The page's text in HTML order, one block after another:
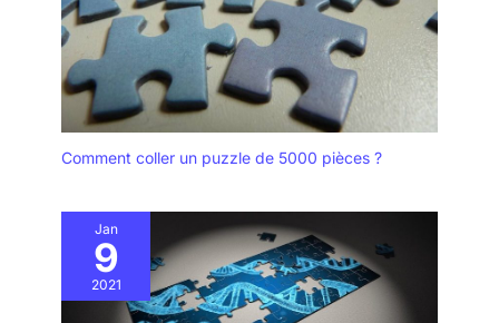
Comment coller un puzzle de 5000 pièces ?
Jan
9
2021